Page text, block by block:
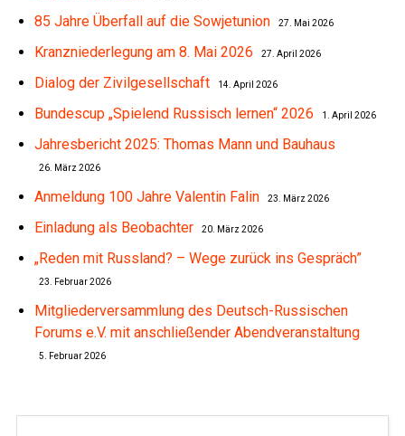
85 Jahre Überfall auf die Sowjetunion 27. Mai 2026
Kranzniederlegung am 8. Mai 2026 27. April 2026
Dialog der Zivilgesellschaft 14. April 2026
Bundescup „Spielend Russisch lernen“ 2026 1. April 2026
Jahresbericht 2025: Thomas Mann und Bauhaus
26. März 2026
Anmeldung 100 Jahre Valentin Falin 23. März 2026
Einladung als Beobachter 20. März 2026
„Reden mit Russland? – Wege zurück ins Gespräch”
23. Februar 2026
Mitgliederversammlung des Deutsch-Russischen
Forums e.V. mit anschließender Abendveranstaltung
5. Februar 2026